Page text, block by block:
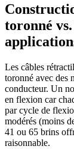
toronné
Les câbles
toronné avec des
conducteur. Un
en flexion car
par cycle de
modérés (moins
41 ou 65 brins
raisonnable.